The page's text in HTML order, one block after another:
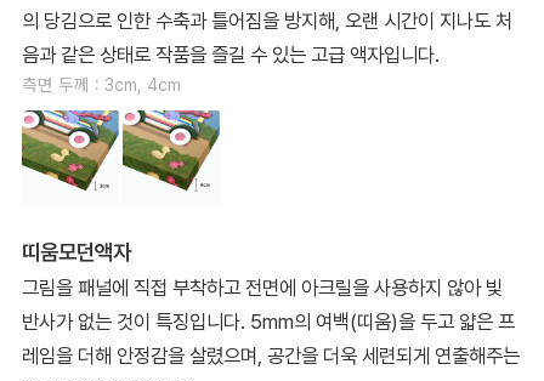
의 당김으로 인한 수축과 틀어짐을 방지해, 오랜 시간이 지나도 처
음과 같은 상태로 작품을 즐길 수 있는 고급 액자입니다.
측면 두께 : 3cm, 4cm
띠움모던액자
그림을 패널에 직접 부착하고 전면에 아크릴을 사용하지 않아 빛
반사가 없는 것이 특징입니다. 5mm의 여백(띠움)을 두고 얇은 프
레임을 더해 안정감을 살렸으며, 공간을 더욱 세련되게 연출해주는